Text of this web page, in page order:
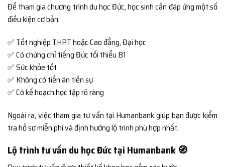
Để tham gia chương trình du học Đức, học sinh cần đáp ứng một số
điều kiện cơ bản:
✅ Tốt nghiệp THPT hoặc Cao đẳng, Đại học
✅ Có chứng chỉ tiếng Đức tối thiểu B1
✅ Sức khỏe tốt
✅ Không có tiền án tiền sự
✅ Có kế hoạch học tập rõ ràng
Ngoài ra, việc tham gia tư vấn tại Humanbank giúp bạn được kiểm
tra hồ sơ miễn phí và định hướng lộ trình phù hợp nhất.
Lộ trình tư vấn du học Đức tại Humanbank 🧭